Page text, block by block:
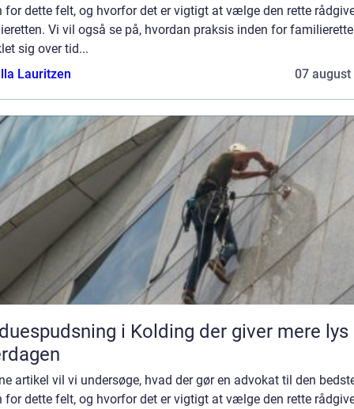
for dette felt, og hvorfor det er vigtigt at vælge den rette
Vi vil også se på, hvordan praksis inden for
sig over tid...
Lauritzen
07 august
i Kolding der giver mere lys
artikel vil vi undersøge, hvad der gør en advokat til den
for dette felt, og hvorfor det er vigtigt at vælge den rette